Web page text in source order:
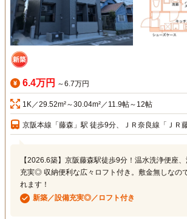
6.4万円 ～6.7万円
1K／29.52m²～30.04m²／11.9帖～12帖
京阪本線「藤森」駅 徒歩9分、ＪＲ奈良線「ＪＲ
【2026.6築】京阪藤森駅徒歩9分！温水洗浄便座
充実◎ 収納便利な広々ロフト付き。敷金無しなの
れます！
新築／設備充実◎／ロフト付き